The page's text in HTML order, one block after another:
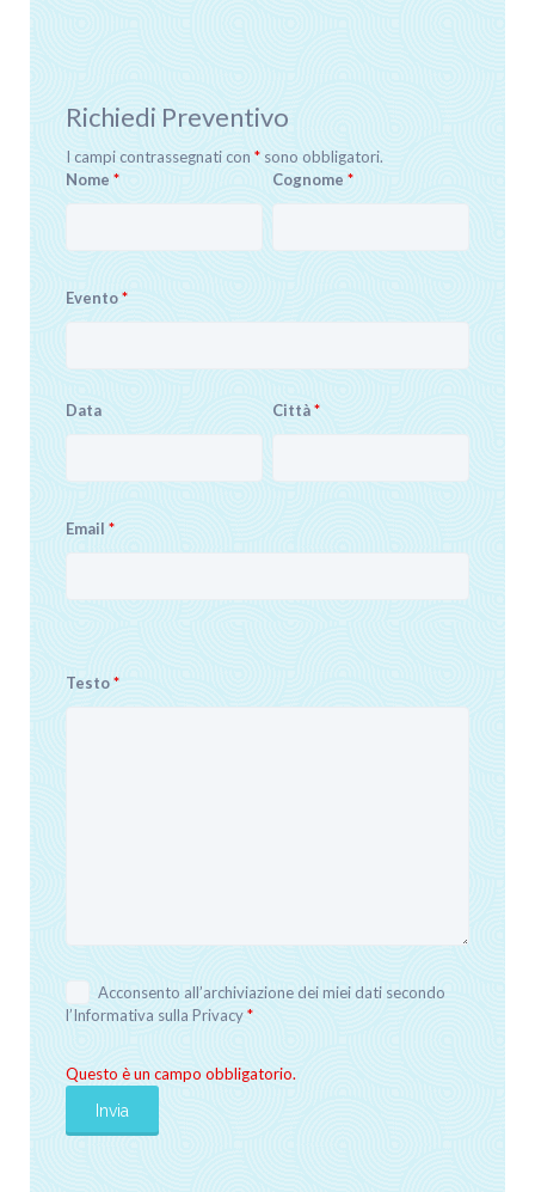
Richiedi Preventivo
I campi contrassegnati con * sono obbligatori.
Nome * Cognome*
Evento*
Data Città*
Email *
Testo*
Acconsento all’archiviazione dei miei dati secondo
l’Informativa sulla Privacy*
Questo è un campo obbligatorio.